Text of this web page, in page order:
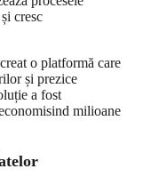
cresc
o platformă care
și prezice
a fost
milioane